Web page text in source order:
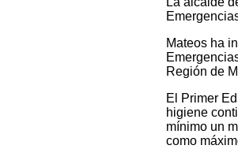
Mateos ha
Región de
El Primer
higiene
mínimo un
como